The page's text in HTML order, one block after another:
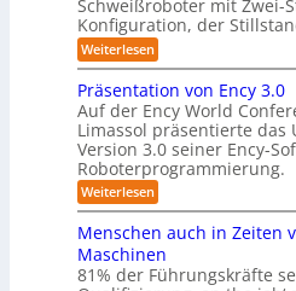
-
K
a
m
e
r
a
s
y
s
t
e
m
t
e
m
f
ü
r
R
e
i
r
ä
t
u
n
g
s
v
e
r
g
l
e
i
c
h
v
o
n
Schweißroboter mit Zwei-
Konfiguration, der
Weiterlesen:
Z
w
e
i
-
S
t
a
t
i
o
n
e
n
Präsentation von Ency 3.0
Auf der Ency World
Limassol präsentierte das
Version 3.0 seiner Ency-
Roboterprogrammierung.
Weiterlesen:
P
ä
s
e
Menschen auch in Zeiten
Maschinen
81% der Führungskräfte